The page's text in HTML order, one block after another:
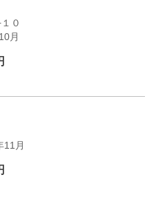
０
月
11月